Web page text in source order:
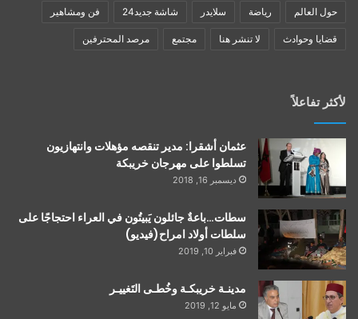
حول العالم رياضة سلايدر شاشة جديد24 فن ومشاهير
قضايا وحوادث لا تنشر هنا مجتمع مرصد المحترفين
لأكثر تفاعلاً
عثمان أشقرا: مدير تنقصه مؤهلات وانتهازيون
تسلطوا على مهرجان خريبكة
ديسمبر 16, 2018
سطات…باعةٌ جائلون يَبيتُون في العراء احتجاجًا على
سلطات أولاد امراح(فيديو)
فبراير 10, 2019
مدينـة خريبكـة وخُطـى التَغييـر
مايو 12, 2019